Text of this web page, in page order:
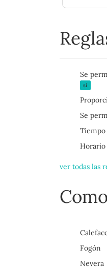
Se
sí
Se
Tiempo
Horario
ver todas las
Fogón
Nevera